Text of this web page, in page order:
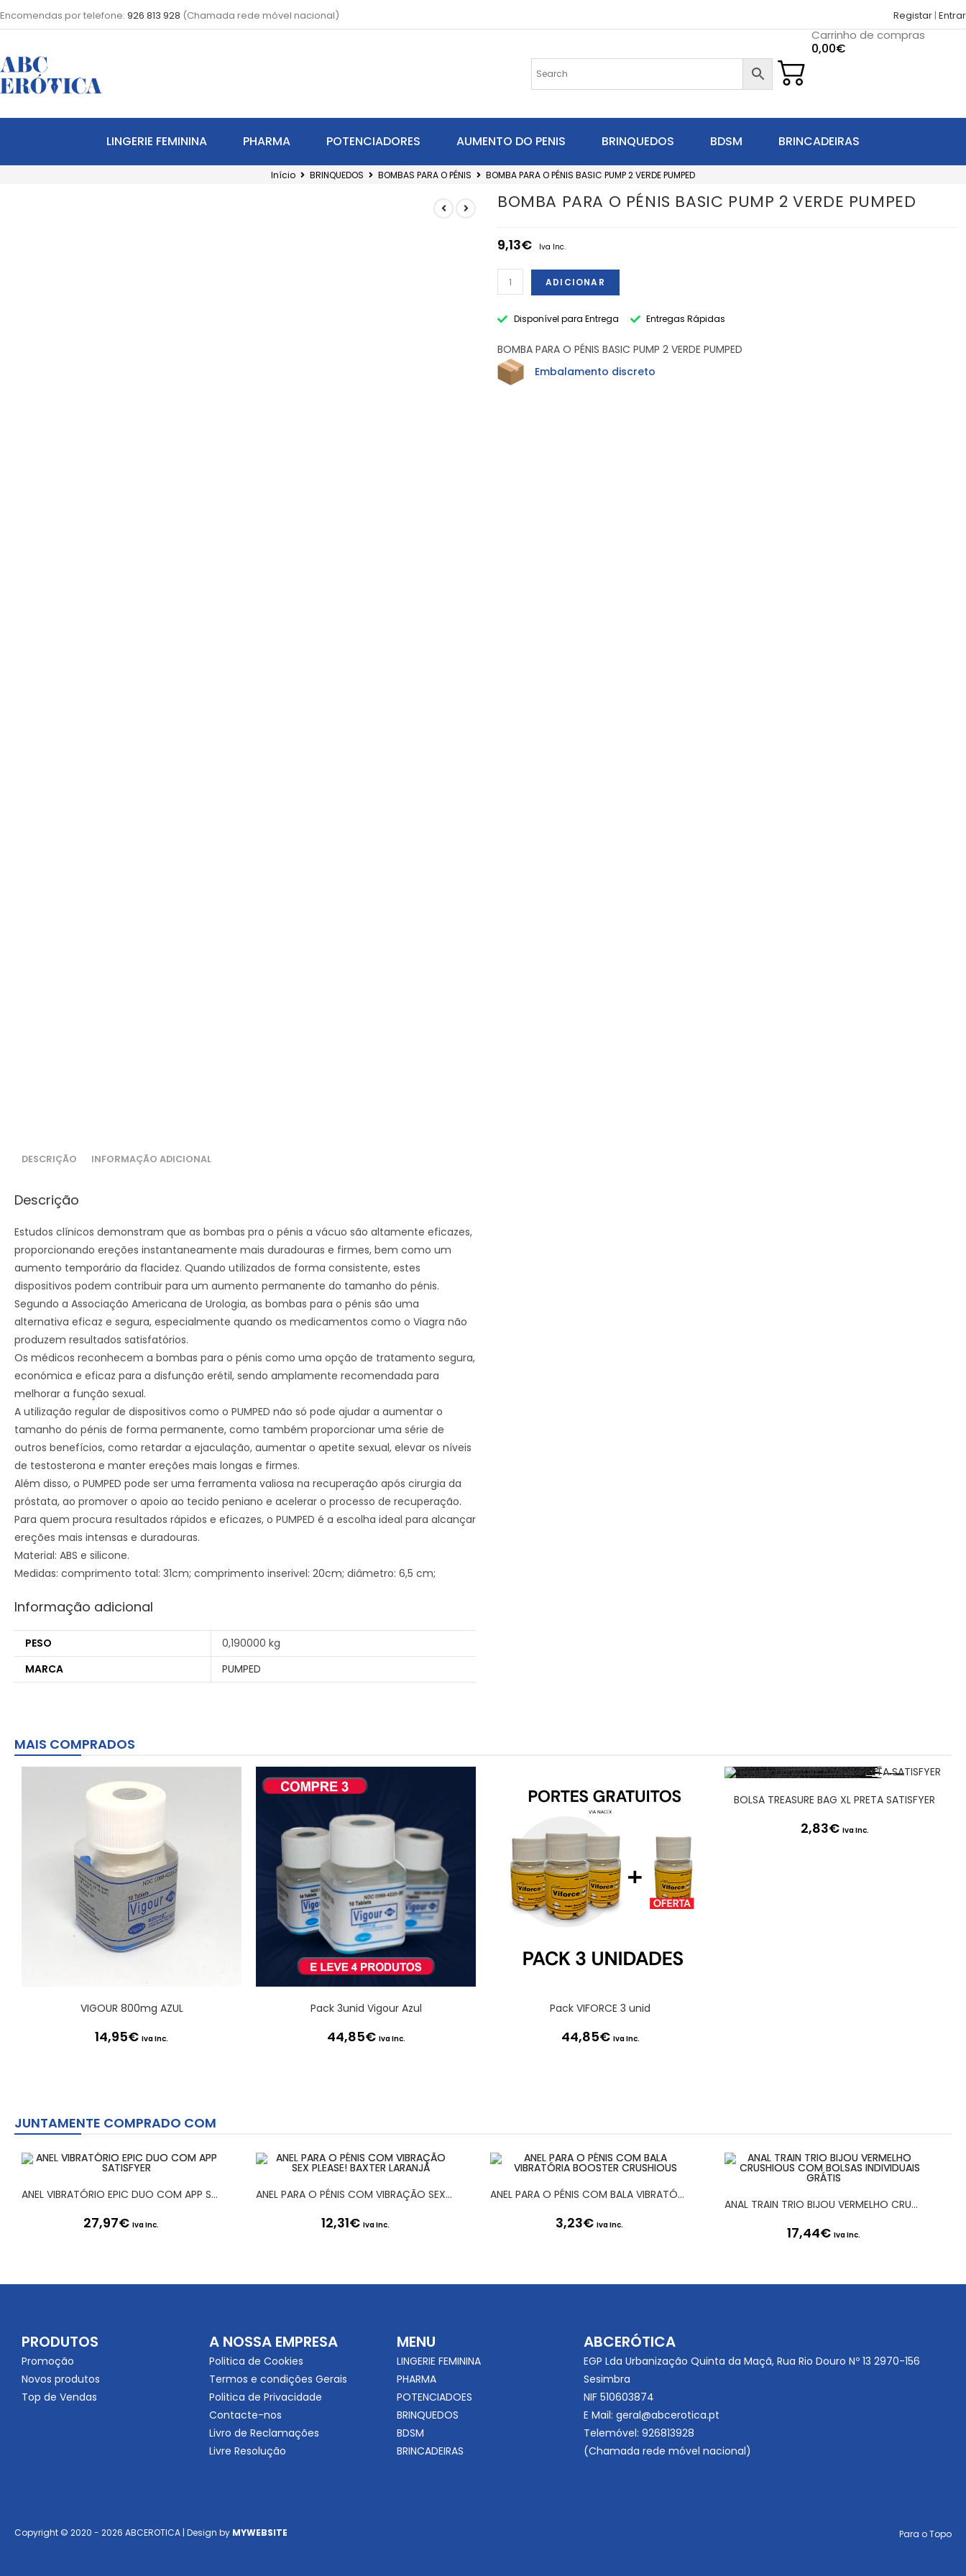
Encomendas por telefone: 926 813 928 (Chamada rede móvel nacional) Registar| Entrar
Carrinho de compras
0,00€
LINGERIE FEMININA PHARMA POTENCIADORES AUMENTO DO PENIS BRINQUEDOS BDSM BRINCADEIRAS
Início BRINQUEDOS BOMBAS PARA O PÉNIS BOMBA PARA O PÉNIS BASIC PUMP 2 VERDE PUMPED
DESCRIÇÃO INFORMAÇÃO ADICIONAL
Descrição
Estudos clínicos demonstram que as bombas pra o pénis a vácuo são altamente eficazes,
proporcionando ereções instantaneamente mais duradouras e firmes, bem como um
aumento temporário da flacidez. Quando utilizados de forma consistente, estes
dispositivos podem contribuir para um aumento permanente do tamanho do pénis.
Segundo a Associação Americana de Urologia, as bombas para o pénis são uma
alternativa eficaz e segura, especialmente quando os medicamentos como o Viagra não
produzem resultados satisfatórios.
Os médicos reconhecem a bombas para o pénis como uma opção de tratamento segura,
económica e eficaz para a disfunção erétil, sendo amplamente recomendada para
melhorar a função sexual.
A utilização regular de dispositivos como o PUMPED não só pode ajudar a aumentar o
tamanho do pénis de forma permanente, como também proporcionar uma série de
outros benefícios, como retardar a ejaculação, aumentar o apetite sexual, elevar os níveis
de testosterona e manter ereções mais longas e firmes.
Além disso, o PUMPED pode ser uma ferramenta valiosa na recuperação após cirurgia da
próstata, ao promover o apoio ao tecido peniano e acelerar o processo de recuperação.
Para quem procura resultados rápidos e eficazes, o PUMPED é a escolha ideal para alcançar
ereções mais intensas e duradouras.
Material: ABS e silicone.
Medidas: comprimento total: 31cm; comprimento inserivel: 20cm; diâmetro: 6,5 cm;
Informação adicional
PESO
0,190000 kg
MARCA
PUMPED
BOMBA PARA O PÉNIS BASIC PUMP 2 VERDE PUMPED
9,13€ Iva Inc.
ADICIONAR
Disponível para Entrega Entregas Rápidas
BOMBA PARA O PÉNIS BASIC PUMP 2 VERDE PUMPED
Embalamento discreto
MAIS COMPRADOS
VIGOUR 800mg AZUL
14,95€ Iva Inc.
Pack 3unid Vigour Azul
44,85€ Iva Inc.
Pack VIFORCE 3 unid
44,85€ Iva Inc.
BOLSA TREASURE BAG XL PRETA SATISFYER
2,83€ Iva Inc.
JUNTAMENTE COMPRADO COM
ANEL VIBRATÓRIO EPIC DUO COM APP SATISFYER
27,97€ Iva Inc.
ANEL PARA O PÉNIS COM VIBRAÇÃO SEX PLEASE! BAXTER LARANJA
12,31€ Iva Inc.
ANEL PARA O PÉNIS COM BALA VIBRATÓRIA BOOSTER CRUSHIOUS
3,23€ Iva Inc.
ANAL TRAIN TRIO BIJOU VERMELHO CRUSHIOUS COM BOLSAS INDIVIDUAIS GRÁTIS
17,44€ Iva Inc.
PRODUTOS
Promoção
Novos produtos
Top de Vendas
A NOSSA EMPRESA
Politica de Cookies
Termos e condições Gerais
Politica de Privacidade
Contacte-nos
Livro de Reclamações
Livre Resolução
MENU
LINGERIE FEMININA
PHARMA
POTENCIADOES
BRINQUEDOS
BDSM
BRINCADEIRAS
ABCERÓTICA
EGP Lda Urbanização Quinta da Maçã, Rua Rio Douro Nº 13 2970-156
Sesimbra
NIF 510603874
E Mail:geral@abcerotica.pt
Telemóvel:926813928
(Chamada rede móvel nacional)
Copyright © 2020 - 2026 ABCEROTICA | Design by MYWEBSITE Para o Topo